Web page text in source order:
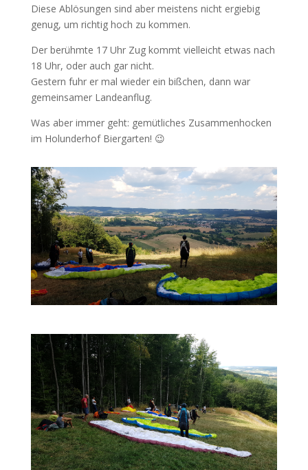
Diese Ablösungen sind aber meistens nicht ergiebig
genug, um richtig hoch zu kommen.
Der berühmte 17 Uhr Zug kommt vielleicht etwas nach
18 Uhr, oder auch gar nicht.
Gestern fuhr er mal wieder ein bißchen, dann war
gemeinsamer Landeanflug.
Was aber immer geht: gemütliches Zusammenhocken
im Holunderhof Biergarten! 😉